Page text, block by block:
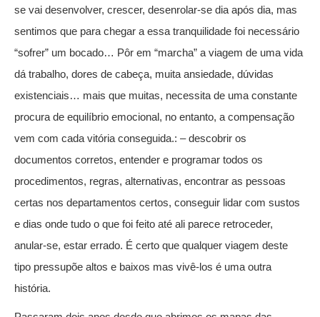
se vai desenvolver, crescer, desenrolar-se dia após dia, mas
sentimos que para chegar a essa tranquilidade foi necessário
“sofrer” um bocado… Pôr em “marcha” a viagem de uma vida
dá trabalho, dores de cabeça, muita ansiedade, dúvidas
existenciais… mais que muitas, necessita de uma constante
procura de equilíbrio emocional, no entanto, a compensação
vem com cada vitória conseguida.: – descobrir os
documentos corretos, entender e programar todos os
procedimentos, regras, alternativas, encontrar as pessoas
certas nos departamentos certos, conseguir lidar com sustos
e dias onde tudo o que foi feito até ali parece retroceder,
anular-se, estar errado. É certo que qualquer viagem deste
tipo pressupõe altos e baixos mas vivê-los é uma outra
história.